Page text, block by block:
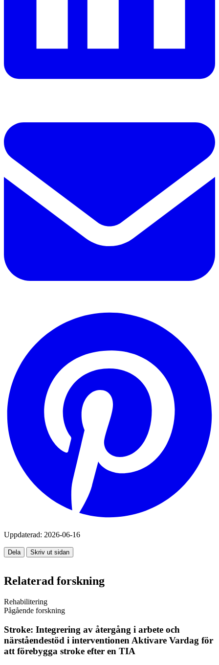
Uppdaterad: 2026-06-16
Dela Skriv ut sidan
Relaterad forskning
Rehabilitering
Pågående forskning
Stroke: Integrering av återgång i arbete och
närståendestöd i interventionen Aktivare Vardag för
att förebygga stroke efter en TIA